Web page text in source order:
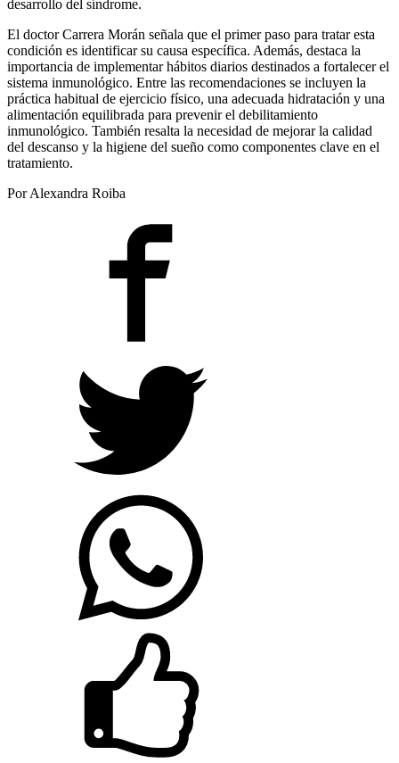
desarrollo del síndrome.
El doctor Carrera Morán señala que el primer paso para tratar esta
condición es identificar su causa específica. Además, destaca la
importancia de implementar hábitos diarios destinados a fortalecer el
sistema inmunológico. Entre las recomendaciones se incluyen la
práctica habitual de ejercicio físico, una adecuada hidratación y una
alimentación equilibrada para prevenir el debilitamiento
inmunológico. También resalta la necesidad de mejorar la calidad
del descanso y la higiene del sueño como componentes clave en el
tratamiento.
Por Alexandra Roiba